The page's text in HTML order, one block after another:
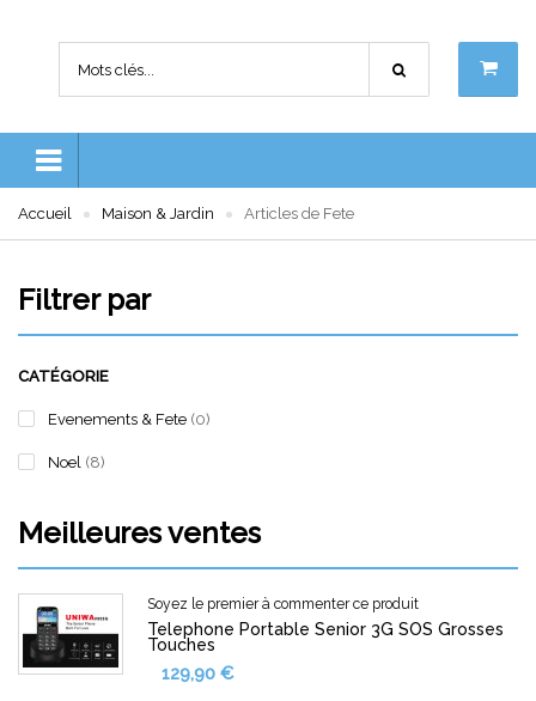
Accueil Maison & Jardin Articles de Fete
Filtrer par
CATÉGORIE
Evenements & Fete (0)
Noel (8)
Meilleures ventes
Soyez le premier à commenter ce produit
Telephone Portable Senior 3G SOS Grosses
Touches
129,90 €